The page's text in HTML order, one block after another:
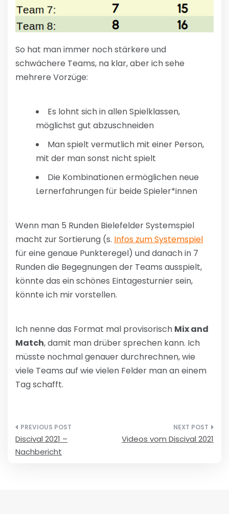
So hat man immer noch stärkere und
schwächere Teams, na klar, aber ich sehe
mehrere Vorzüge:
Es lohnt sich in allen Spielklassen,
möglichst gut abzuschneiden
Man spielt vermutlich mit einer Person,
mit der man sonst nicht spielt
Die Kombinationen ermöglichen neue
Lernerfahrungen für beide Spieler*innen
Wenn man 5 Runden Bielefelder Systemspiel
macht zur Sortierung (s. Infos zum Systemspiel
für eine genaue Punkteregel) und danach in 7
Runden die Begegnungen der Teams ausspielt,
könnte das ein schönes Eintagesturnier sein,
könnte ich mir vorstellen.
Ich nenne das Format mal provisorisch Mix and
Match, damit man drüber sprechen kann. Ich
müsste nochmal genauer durchrechnen, wie
viele Teams auf wie vielen Felder man an einem
Tag schafft.
Beitragsnavigation
Discival 2021 –
Nachbericht
Videos vom Discival 2021